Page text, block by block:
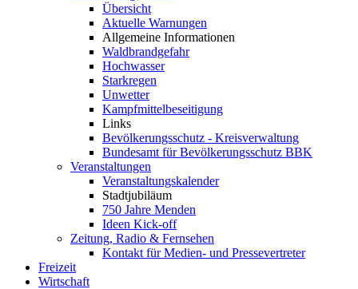
Übersicht
Aktuelle Warnungen
Allgemeine Informationen
Waldbrandgefahr
Hochwasser
Starkregen
Unwetter
Kampfmittelbeseitigung
Links
Bevölkerungsschutz - Kreisverwaltung
Bundesamt für Bevölkerungsschutz BBK
Veranstaltungen
Veranstaltungskalender
Stadtjubiläum
750 Jahre Menden
Ideen Kick-off
Zeitung, Radio & Fernsehen
Kontakt für Medien- und Pressevertreter
Freizeit
Wirtschaft